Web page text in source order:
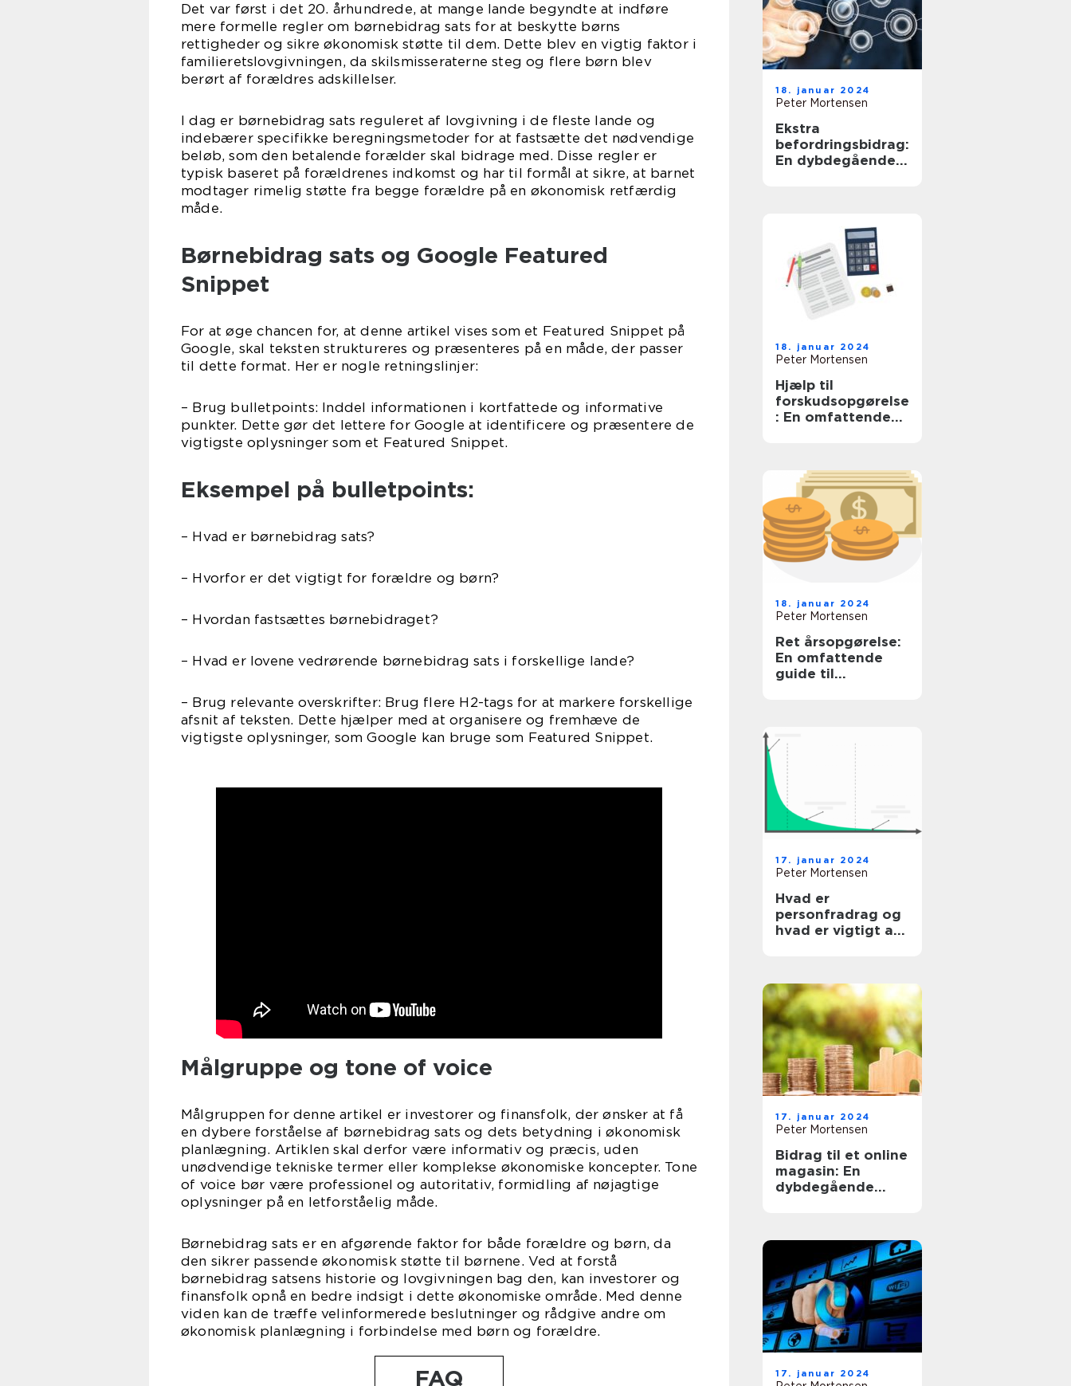
Det var først i det 20. århundrede, at mange lande begyndte at indføre
mere formelle regler om børnebidrag sats for at beskytte børns
rettigheder og sikre økonomisk støtte til dem. Dette blev en vigtig faktor i
familieretslovgivningen, da skilsmisseraterne steg og flere børn blev
berørt af forældres adskillelser.
I dag er børnebidrag sats reguleret af lovgivning i de fleste lande og
indebærer specifikke beregningsmetoder for at fastsætte det nødvendige
beløb, som den betalende forælder skal bidrage med. Disse regler er
typisk baseret på forældrenes indkomst og har til formål at sikre, at barnet
modtager rimelig støtte fra begge forældre på en økonomisk retfærdig
måde.
Børnebidrag sats og Google Featured
Snippet
For at øge chancen for, at denne artikel vises som et Featured Snippet på
Google, skal teksten struktureres og præsenteres på en måde, der passer
til dette format. Her er nogle retningslinjer:
– Brug bulletpoints: Inddel informationen i kortfattede og informative
punkter. Dette gør det lettere for Google at identificere og præsentere de
vigtigste oplysninger som et Featured Snippet.
Eksempel på bulletpoints:
– Hvad er børnebidrag sats?
– Hvorfor er det vigtigt for forældre og børn?
– Hvordan fastsættes børnebidraget?
– Hvad er lovene vedrørende børnebidrag sats i forskellige lande?
– Brug relevante overskrifter: Brug flere H2-tags for at markere forskellige
afsnit af teksten. Dette hjælper med at organisere og fremhæve de
vigtigste oplysninger, som Google kan bruge som Featured Snippet.
Målgruppe og tone of voice
Målgruppen for denne artikel er investorer og finansfolk, der ønsker at få
en dybere forståelse af børnebidrag sats og dets betydning i økonomisk
planlægning. Artiklen skal derfor være informativ og præcis, uden
unødvendige tekniske termer eller komplekse økonomiske koncepter. Tone
of voice bør være professionel og autoritativ, formidling af nøjagtige
oplysninger på en letforståelig måde.
Børnebidrag sats er en afgørende faktor for både forældre og børn, da
den sikrer passende økonomisk støtte til børnene. Ved at forstå
børnebidrag satsens historie og lovgivningen bag den, kan investorer og
finansfolk opnå en bedre indsigt i dette økonomiske område. Med denne
viden kan de træffe velinformerede beslutninger og rådgive andre om
økonomisk planlægning i forbindelse med børn og forældre.
FAQ
18. januar 2024
Peter Mortensen
Ekstra
befordringsbidrag:
En dybdegående
18. januar 2024
Peter Mortensen
Hjælp til
forskudsopgørelse
: En omfattende
18. januar 2024
Peter Mortensen
Ret årsopgørelse:
En omfattende
guide til
17. januar 2024
Peter Mortensen
Hvad er
personfradrag og
hvad er vigtigt at
17. januar 2024
Peter Mortensen
Bidrag til et online
magasin: En
dybdegående
17. januar 2024